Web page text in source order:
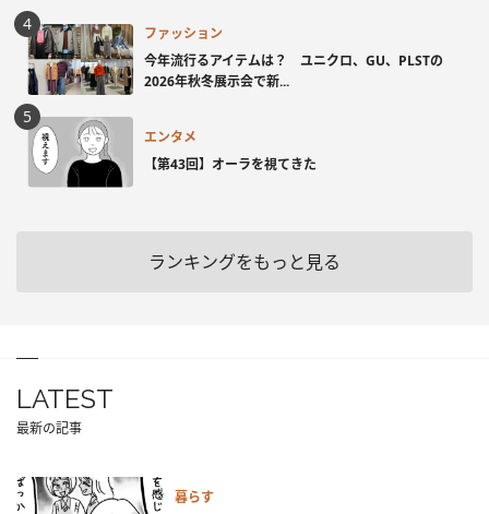
ファッション
今年流行るアイテムは？ ユニクロ、GU、PLSTの
2026年秋冬展示会で新...
エンタメ
【第43回】オーラを視てきた
ランキングをもっと見る
LATEST
最新の記事
暮らす